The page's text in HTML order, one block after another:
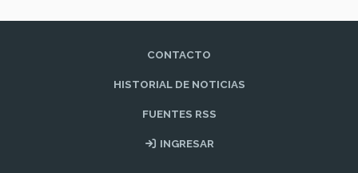
CONTACTO
HISTORIAL DE NOTICIAS
FUENTES RSS
INGRESAR